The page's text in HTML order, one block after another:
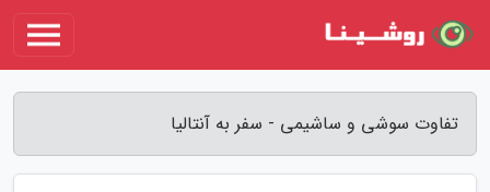
تفاوت سوشی و ساشیمی - سفر به آنتالیا